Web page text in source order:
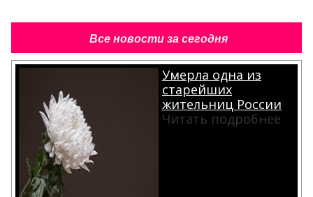
Все новости за сегодня
Умерла одна из
старейших
жительниц России
Читать подробнее